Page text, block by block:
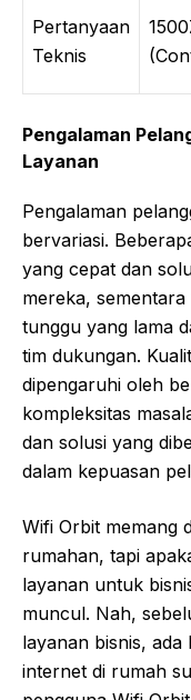
Pertanyaan
Teknis
Pengalaman
Layanan
Pengalaman
bervariasi.
yang cepat dan
mereka,
tunggu yang lama
tim dukungan.
dipengaruhi oleh
kompleksitas
dan solusi yang
dalam kepuasan
Wifi Orbit memang
rumahan, tapi
layanan untuk
muncul. Nah,
layanan bisnis,
internet di rumah